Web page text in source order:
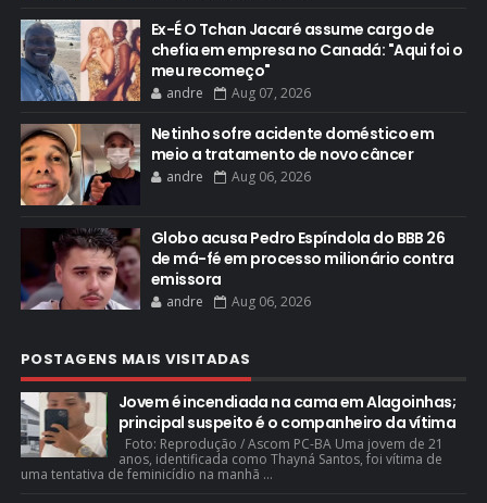
Ex-É O Tchan Jacaré assume cargo de
chefia em empresa no Canadá: "Aqui foi o
meu recomeço"
andre Aug 07, 2026
Netinho sofre acidente doméstico em
meio a tratamento de novo câncer
andre Aug 06, 2026
Globo acusa Pedro Espíndola do BBB 26
de má-fé em processo milionário contra
emissora
andre Aug 06, 2026
POSTAGENS MAIS VISITADAS
Jovem é incendiada na cama em Alagoinhas;
principal suspeito é o companheiro da vítima
Foto: Reprodução / Ascom PC-BA Uma jovem de 21
anos, identificada como Thayná Santos, foi vítima de
uma tentativa de feminicídio na manhã ...